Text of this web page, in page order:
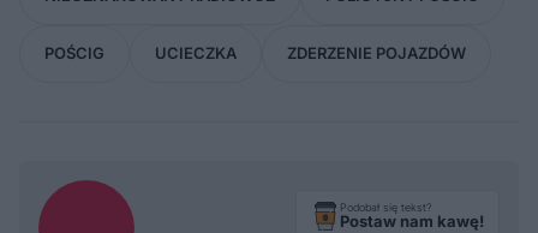
POŚCIG UCIECZKA ZDERZENIE POJAZDÓW
Podobał się tekst?
Postaw nam kawę!